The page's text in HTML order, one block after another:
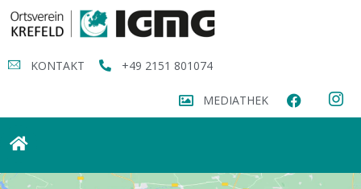
KONTAKT +49 2151 801074
MEDIATHEK